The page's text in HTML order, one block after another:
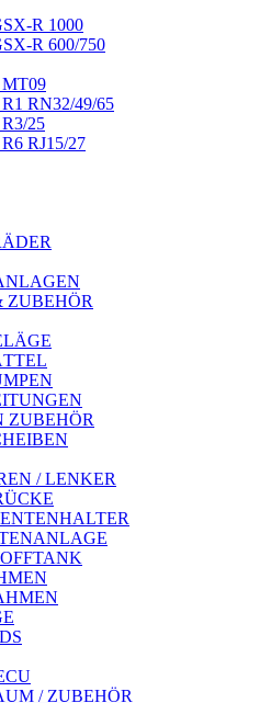
R 1000
R 600/750
RN32/49/65
25
RJ15/27
ZUBEHÖR
ZUBEHÖR
/ LENKER
/ ZUBEHÖR